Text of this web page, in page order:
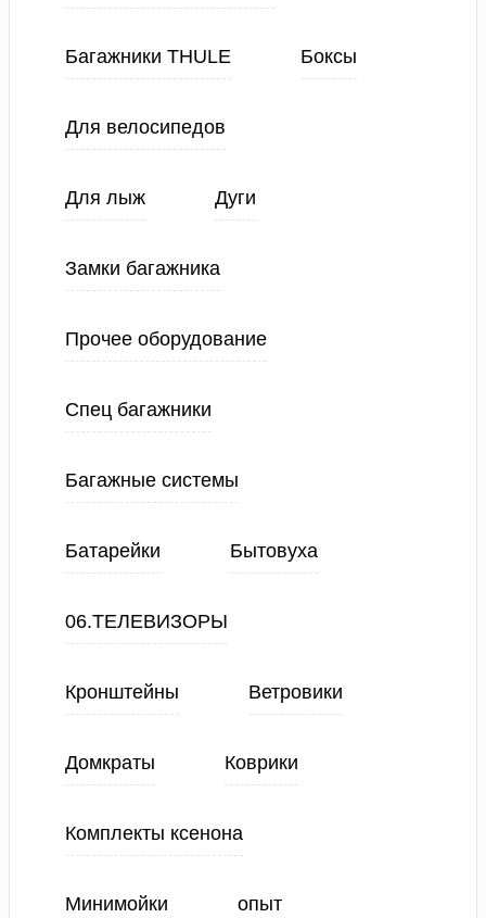
Багажники THULE Боксы
Для велосипедов
Для лыж Дуги
Замки багажника
Прочее оборудование
Спец багажники
Багажные системы
Батарейки Бытовуха
06.ТЕЛЕВИЗОРЫ
Кронштейны Ветровики
Домкраты Коврики
Комплекты ксенона
Минимойки опыт